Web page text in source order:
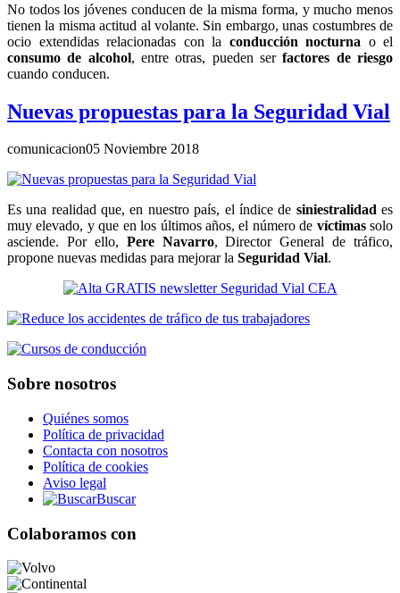
No todos los jóvenes conducen de la misma forma, y mucho menos
tienen la misma actitud al volante. Sin embargo, unas costumbres de
ocio extendidas relacionadas con la conducción nocturna o el
consumo de alcohol, entre otras, pueden serfactores de riesgo
cuando conducen.
Nuevas propuestas para la Seguridad Vial
comunicacion05 Noviembre 2018
Es una realidad que, en nuestro país, el índice de siniestralidades
muy elevado, y que en los últimos años, el número de víctimassolo
asciende. Por ello, Pere Navarro, Director General de tráfico,
propone nuevas medidas para mejorar la Seguridad Vial.
Sobre nosotros
Quiénes somos
Política de privacidad
Contacta con nosotros
Política de cookies
Aviso legal
Buscar
Colaboramos con